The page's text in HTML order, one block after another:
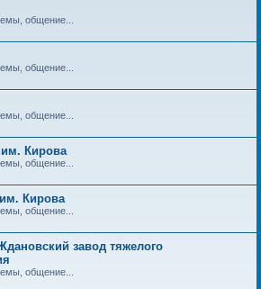
общение...
общение...
общение...
Кирова
общение...
Кирова
общение...
завод тяжелого
общение...